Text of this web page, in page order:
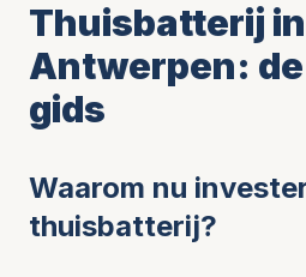
Thuisbatterij in
Antwerpen:
gids
Waarom nu
thuisbatterij?